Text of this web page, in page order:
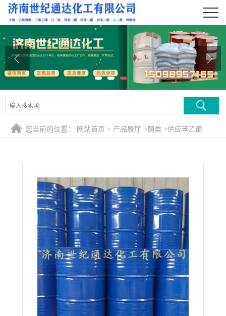
公司首页
公司介绍
产品展厅
证书荣誉
您当前的位置： 网站首页 > 产品展厅 >酮类 >供应苯乙酮